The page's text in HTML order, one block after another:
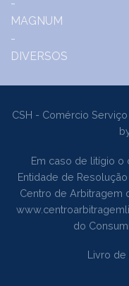
CSH - Comércio
Em caso de litígio
Entidade de
Centro de Arbitragem
do
Livro de